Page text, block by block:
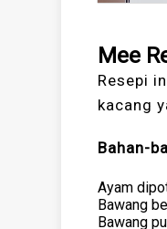
Mee
Resepi
kacang
Bahan-
Ayam
Bawang
Bawang